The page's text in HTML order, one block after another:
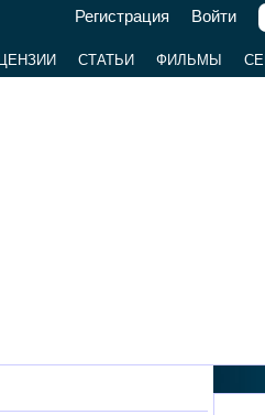
Регистрация Войти
СТАТЬИ ФИЛЬМЫ